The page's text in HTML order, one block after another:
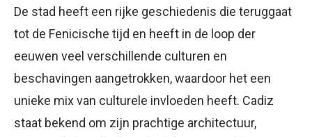
De stad heeft een rijke geschiedenis die teruggaat
tot de Fenicische tijd en heeft in de loop der
eeuwen veel verschillende culturen en
beschavingen aangetrokken, waardoor het een
unieke mix van culturele invloeden heeft. Cadiz
staat bekend om zijn prachtige architectuur,